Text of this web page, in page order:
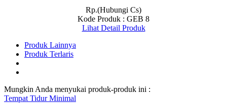
Rp.(Hubungi Cs)
Kode Produk : GEB 8
Lihat Detail Produk
Produk Lainnya
Produk Terlaris
Mungkin Anda menyukai produk-produk ini :
Tempat Tidur Minimal